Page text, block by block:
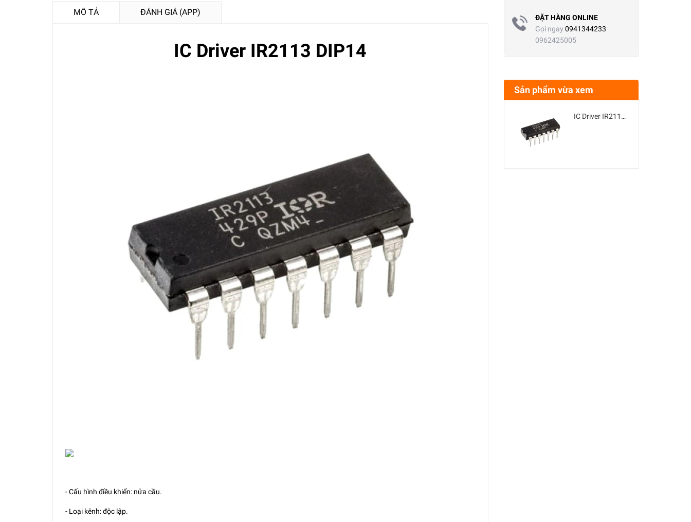
MÔ TẢ ĐÁNH GIÁ (APP)
IC Driver IR2113 DIP14
- Cấu hình điều khiển: nửa cầu.
- Loại kênh: độc lập.
ĐẶT HÀNG ONLINE
Gọi ngay 0941344233
0962425005
Sản phẩm vừa xem
IC Driver IR2113 DIP14